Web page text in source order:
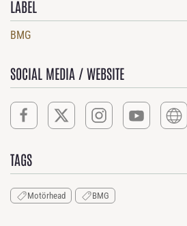
LABEL
BMG
SOCIAL MEDIA / WEBSITE
TAGS
Motörhead BMG